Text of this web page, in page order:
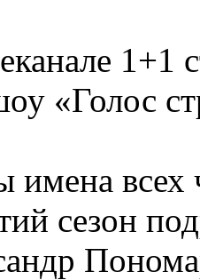
1+1
«Голос
имена всех
сезон